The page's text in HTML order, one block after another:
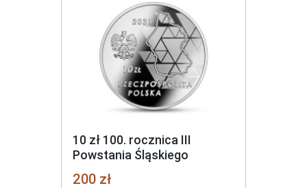
10 zł 100. rocznica III
Powstania Śląskiego
200 zł